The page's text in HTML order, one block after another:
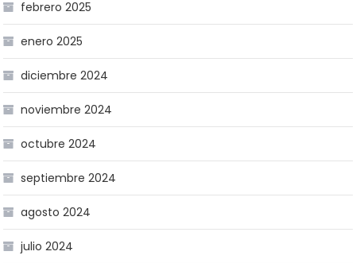
febrero 2025
enero 2025
diciembre 2024
noviembre 2024
octubre 2024
septiembre 2024
agosto 2024
julio 2024